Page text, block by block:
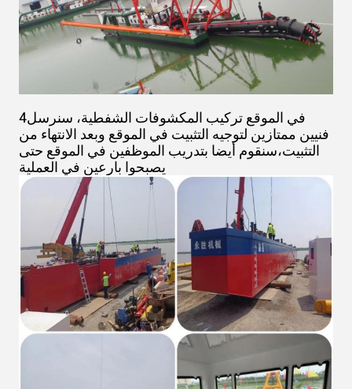
4في الموقع تركيب المكشوفات الشفطية، سنرسل
فنيين ممتازين لتوجيه التثبيت في الموقع وبعد الانتهاء من
التثبيت،سنقوم أيضا بتدريب الموظفين في الموقع حتى
يصبحوا بارعين في العملية